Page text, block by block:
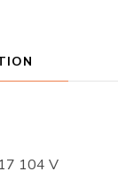
104 V